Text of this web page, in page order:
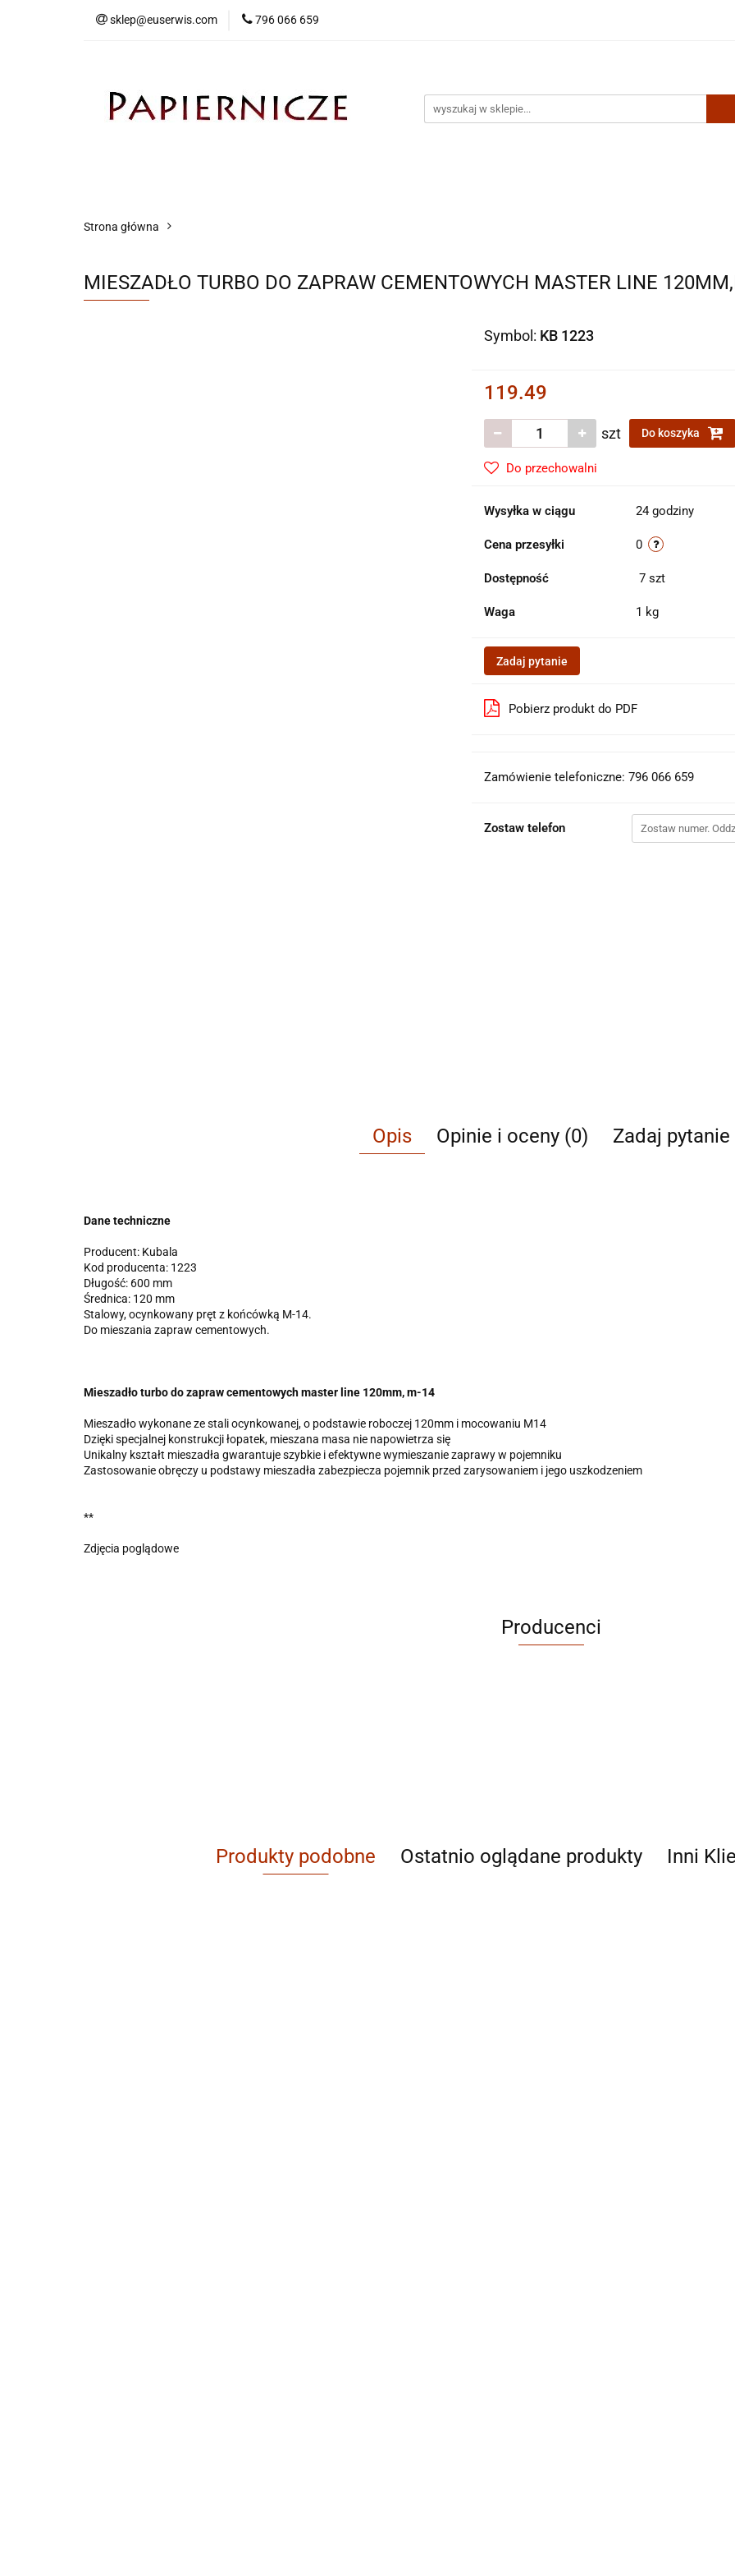
sklep@euserwis.com 796 066 659
Strona główna
MIESZADŁO TURBO DO ZAPRAW CEMENTOWYCH MASTER LINE
Symbol: KB 1223
119.49
szt Do koszyka
Do przechowalni
Wysyłka w ciągu 24 godziny
Cena przesyłki 0
Dostępność 7 szt
Waga 1 kg
Zadaj pytanie
Pobierz produkt do PDF
Zamówienie telefoniczne: 796 066 659
Zostaw telefon
Opis Opinie i oceny (0) Zadaj pytanie
Dane techniczne
Producent: Kubala
Kod producenta: 1223
Długość: 600 mm
Średnica: 120 mm
Stalowy, ocynkowany pręt z końcówką M-14.
Do mieszania zapraw cementowych.
Mieszadło turbo do zapraw cementowych master line 120mm, m-14
Mieszadło wykonane ze stali ocynkowanej, o podstawie roboczej 120mm i mocowaniu M14
Dzięki specjalnej konstrukcji łopatek, mieszana masa nie napowietrza się
Unikalny kształt mieszadła gwarantuje szybkie i efektywne wymieszanie zaprawy w pojemniku
Zastosowanie obręczy u podstawy mieszadła zabezpiecza pojemnik przed zarysowaniem i jego uszkodzeniem
**
Zdjęcia poglądowe
Producenci
AGAM
Produkty podobne Ostatnio oglądane produkty Inni